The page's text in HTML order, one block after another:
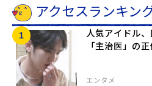
アクセスランキン
エンタメ
人気アイドル
「主治医」の